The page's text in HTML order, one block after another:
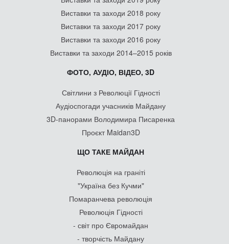
Виставки та заходи 2018 року
Виставки та заходи 2017 року
Виставки та заходи 2016 року
Виставки та заходи 2014–2015 років
ФОТО, АУДІО, ВІДЕО, 3D
Світлини з Революції Гідності
Аудіоспогади учасників Майдану
3D-панорами Володимира Писаренка
Проєкт Maidan3D
ЩО ТАКЕ МАЙДАН
Революція на граніті
"Україна без Кучми"
Помаранчева революція
Революція Гідності
- світ про Євромайдан
- творчість Майдану